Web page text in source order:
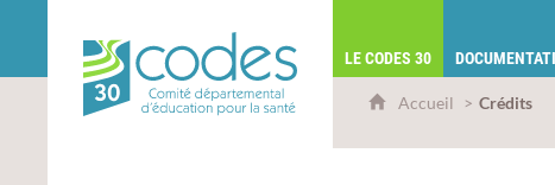
LE CODES 30
Accueil Crédits